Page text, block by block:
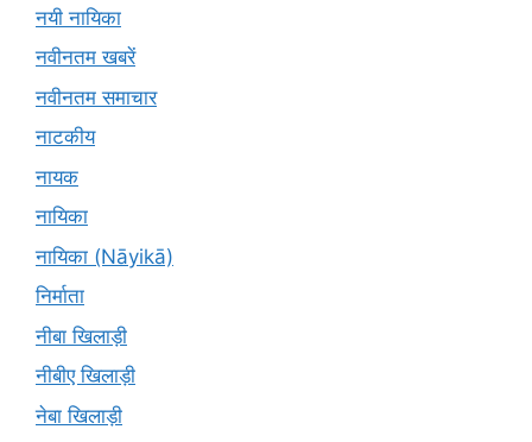
नयी नायिका
नवीनतम खबरें
नवीनतम समाचार
नाटकीय
नायक
नायिका
नायिका (Nāyikā)
निर्माता
नीबा खिलाड़ी
नीबीए खिलाड़ी
नेबा खिलाड़ी